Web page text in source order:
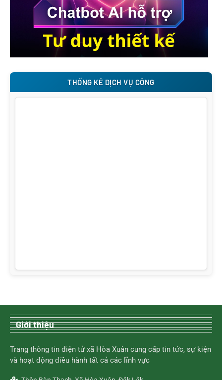
THỐNG KÊ DỊCH VỤ CÔNG
Giới thiệu
Trang thông tin điện tử xã Hòa Xuân cung cấp tin tức, sự kiện
và hoạt động điều hành tất cả các lĩnh vực